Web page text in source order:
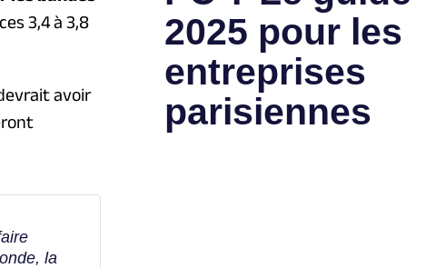
3,4 à 3,8
avoir
la
2025 pour les
entreprises
parisiennes